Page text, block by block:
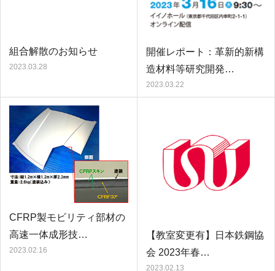
組合解散のお知らせ
2023.03.28
開催レポート：革新的新構
造材料等研究開発…
2023.03.22
CFRP製モビリティ部材の
高速一体成形技…
2023.02.16
【教室変更有】日本鉄鋼協
会 2023年春…
2023.02.13